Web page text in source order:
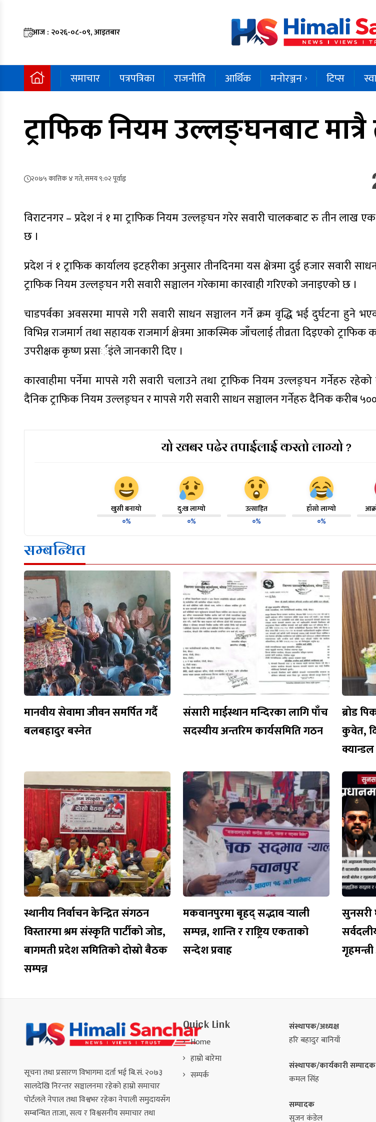
आज : २०२६-०८-०९, आइतबार
समाचार पत्रपत्रिका राजनीति आर्थिक मनोरञ्जन टिप्स
ट्राफिक नियम उल्लङ्घनबाट
२०७५ कात्तिक ४ गते, समय ९:०२ पूर्वाह्न
विराटनगर – प्रदेश नं १ मा ट्राफिक नियम उल्लङ्घन गरेर सवारी चालकबाट रु तीन लाख
छ ।
प्रदेश नं १ ट्राफिक कार्यालय इटहरीका अनुसार तीनदिनमा यस क्षेत्रमा दुई हजार सवारी
ट्राफिक नियम उल्लङ्घन गरी सवारी सञ्चालन गरेकामा कारवाही गरिएको जनाइएको छ ।
चाडपर्वका अवसरमा मापसे गरी सवारी साधन सञ्चालन गर्ने क्रम वृद्धि भई दुर्घटना हुने
विभिन्न राजमार्ग तथा सहायक राजमार्ग क्षेत्रमा आकस्मिक जाँचलाई तीव्रता दिइएको ट्राफिक
उपरीक्षक कृष्ण प्रसार्इंले जानकारी दिए ।
कारवाहीमा पर्नेमा मापसे गरी सवारी चलाउने तथा ट्राफिक नियम उल्लङ्घन गर्नेहरु
दैनिक ट्राफिक नियम उल्लङ्घन र मापसे गरी सवारी साधन सञ्चालन गर्नेहरु दैनिक करीब
यो खबर पढेर तपाईलाई कस्तो लाग्यो ?
खुसी बनायो
०%
दु:ख लाग्यो
०%
उत्साहित
०%
हाँसो लाग्यो
०%
सम्बन्धित
मानवीय सेवामा जीवन समर्पित गर्दै
बलबहादुर बस्नेत
संसारी माईस्थान मन्दिरका लागि पाँच
सदस्यीय अन्तरिम कार्यसमिति गठन
ब्रोड
कुवेत,
स्थानीय निर्वाचन केन्द्रित संगठन
विस्तारमा श्रम संस्कृति पार्टीको जोड,
बागमती प्रदेश समितिको दोस्रो बैठक
सम्पन्न
मकवानपुरमा बृहद् सद्भाव र्‍याली
सम्पन्न, शान्ति र राष्ट्रिय एकताको
सन्देश प्रवाह
सुनसरी
सूचना तथा प्रसारण विभागमा दर्ता भई बि.सं. २०७३
सालदेखि निरन्तर सञ्चालनमा रहेको हाम्रो समाचार
पोर्टलले नेपाल तथा विश्वभर रहेका नेपाली समुदायसँग
सम्बन्धित ताजा, सत्य र विश्वसनीय समाचार तथा
Quick Link
Home
हाम्रो बारेमा
सम्पर्क
संस्थापक/अध्यक्ष
हरि बहादुर बानियाँ
संस्थापक/कार्यकारी सम्पादक
कमल सिंह
सम्पादक
सुजन कंडेल